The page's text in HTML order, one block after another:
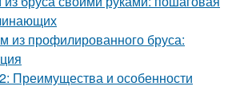
из профилированного бруса:
Преимущества и особенности